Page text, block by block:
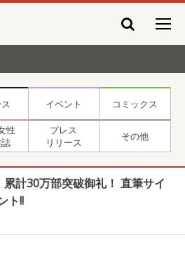
イベント コミックス
性
プレス
リリース
その他
計30万部突破御礼！ 直筆サイ
ト!!